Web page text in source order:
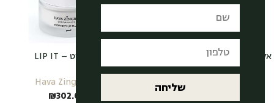
שליחה
אקסטרים קרם צוואר ומחשוף חוה
זינגבוים EXTREME CREAM
Hava Zingboim
ליפ איט – LIP IT
Hava Zingboim
₪302.00